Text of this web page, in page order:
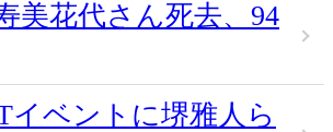
美花代さん死去、94
イベントに堺雅人ら